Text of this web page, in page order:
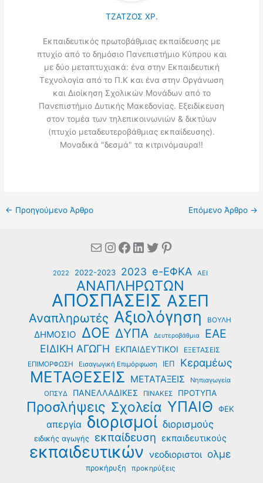
ΤΖΑΤΖΟΣ ΧΡ.
Εκπαιδευτικός πρωτοβάθμιας εκπαίδευσης με
πτυχίο από το δημόσιο Πανεπιστήμιο Κύπρου και
με δύο μεταπτυχιακά: ένα στην Εκπαιδευτική
Τεχνολογία από το Π.Κ και ένα στην Οργάνωση
και Διοίκηση Σχολικών Μονάδων από το
Πανεπιστήμιο Δυτικής Μακεδονίας. Εξειδίκευση
στον τομέα των τηλεπικοινωνιών & δικτύων
(πτυχίο μεταδευτεροβάθμιας εκπαίδευσης).
Μοναδικά "δεσμά" τα κιτρινόμαυρα!!
← Προηγούμενο Άρθρο Επόμενο Άρθρο →
MailInstagram
Facebook
Linkedin
Twitter
Pinterest
2022 2022-2023 2023 e-ΕΦΚΑ ΑΕΙ
ΑΝΑΠΛΗΡΩΤΩΝ
ΑΠΟΣΠΑΣΕΙΣ ΑΣΕΠ
Αναπληρωτές Αξιολόγηση ΒΟΥΛΗ
ΔΗΜΟΣΙΟ ΔΟΕ ΔΥΠΑ Δευτεροβάθμια ΕΑΕ
ΕΙΔΙΚΗ ΑΓΩΓΗ ΕΚΠΑΙΔΕΥΤΙΚΟΙ ΕΞΕΤΑΣΕΙΣ
ΕΠΙΜΟΡΦΩΣΗ Εισαγωγική Επιμόρφωση ΙΕΠ Κεραμέως
ΜΕΤΑΘΕΣΕΙΣ ΜΕΤΑΤΑΞΕΙΣ
Νηπιαγωγεία
ΟΠΣΥΔ
ΠΑΝΕΛΛΑΔΙΚΕΣ ΠΙΝΑΚΕΣ ΠΡΟΤΥΠΑ
Προσλήψεις Σχολεία ΥΠΑΙΘ ΦΕΚ
απεργία διορισμοί διορισμούς
ειδικής αγωγής εκπαίδευση εκπαιδευτικούς
εκπαιδευτικών νεοδιοριστοι ολμε
προκήρυξη προκηρύξεις